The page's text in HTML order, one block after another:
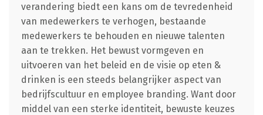
verandering biedt een kans om de tevredenheid
van medewerkers te verhogen, bestaande
medewerkers te behouden en nieuwe talenten
aan te trekken. Het bewust vormgeven en
uitvoeren van het beleid en de visie op eten &
drinken is een steeds belangrijker aspect van
bedrijfscultuur en employee branding. Want door
middel van een sterke identiteit, bewuste keuzes